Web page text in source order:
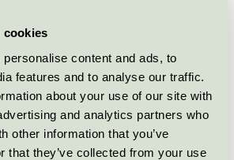
cookies
content and ads, to
features and to analyse our traffic.
about your use of our site with
and analytics partners who
other information that you’ve
that they’ve collected from your use
Stearinfabrik /
Kanalljus 12-p Vit
Stearinfabrik /